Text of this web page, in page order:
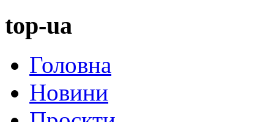
top-ua
Головна
Новини